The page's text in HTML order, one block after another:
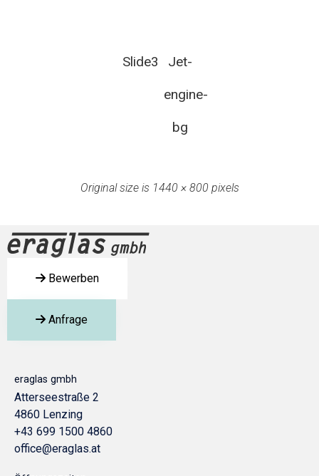
Slide3
Jet-
engine-
bg
Original size is 1440 × 800 pixels
Bewerben
Anfrage
eraglas gmbh
Atterseestraße 2
4860 Lenzing
+43 699 1500 4860
office@eraglas.at